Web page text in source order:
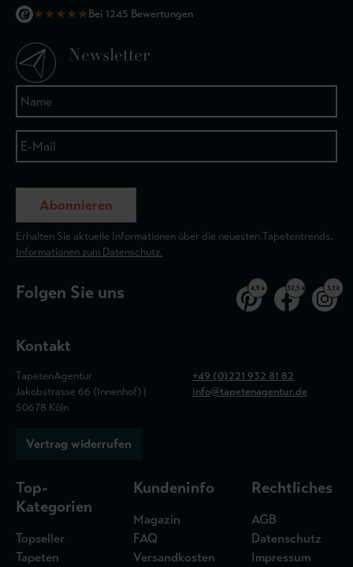
★★★★★Bei 1245 Bewertungen
Newsletter
Abonnieren
Erhalten Sie aktuelle Informationen über die neuesten Tapetentrends.
Informationen zum Datenschutz.
Folgen Sie uns 4,9 k 32,5 k 3,1 k
Kontakt
TapetenAgentur
Jakobstrasse 66 (Innenhof) |
50678 Köln
+49 (0)221 932 81 82
info@tapetenagentur.de
Vertrag widerrufen
Top-
Kategorien
Topseller
Tapeten
Kundeninfo
Magazin
FAQ
Versandkosten
Rechtliches
AGB
Datenschutz
Impressum